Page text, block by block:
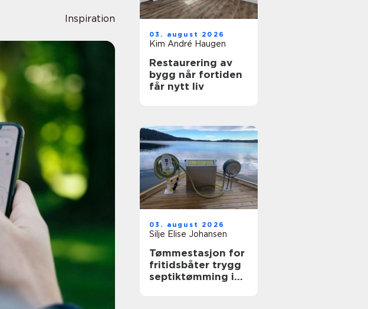
Inspiration
03. august 2026
Kim André Haugen
Restaurering av
bygg når fortiden
får nytt liv
03. august 2026
Silje Elise Johansen
Tømmestasjon for
fritidsbåter trygg
septiktømming i